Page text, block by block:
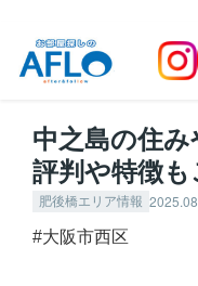
中之島の住
評判や特徴
肥後橋エリア情報
#大阪市西区